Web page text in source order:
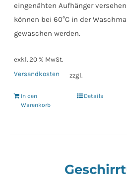
eingenähten Aufhänger
können bei 60°C in der
gewaschen werden.
exkl. 20 % MwSt.
zzgl.
Versandkosten
In den
Warenkorb
Details